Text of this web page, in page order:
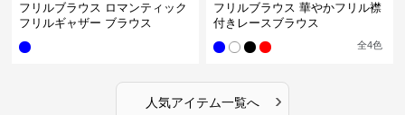
フリルブラウス ロマンティック
フリルギャザー ブラウス
フリルブラウス 華やかフリル襟
付きレースブラウス
全4色
人気アイテム一覧へ ›